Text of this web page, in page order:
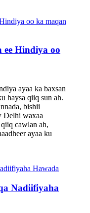
ee Hindiya oo
ayaa ka baxsan
haysa qiiq sun ah.
bishii
Delhi waxaa
cawlan ah,
ayaa ku
Nadiifiyaha